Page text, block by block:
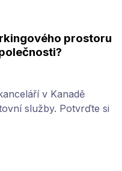
prostoru
v Kanadě
služby. Potvrďte si